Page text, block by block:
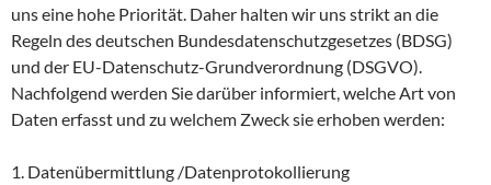
uns eine hohe Priorität. Daher halten wir uns strikt an die
Regeln des deutschen Bundesdatenschutzgesetzes (BDSG)
und der EU-Datenschutz-Grundverordnung (DSGVO).
Nachfolgend werden Sie darüber informiert, welche Art von
Daten erfasst und zu welchem Zweck sie erhoben werden:
1. Datenübermittlung /Datenprotokollierung